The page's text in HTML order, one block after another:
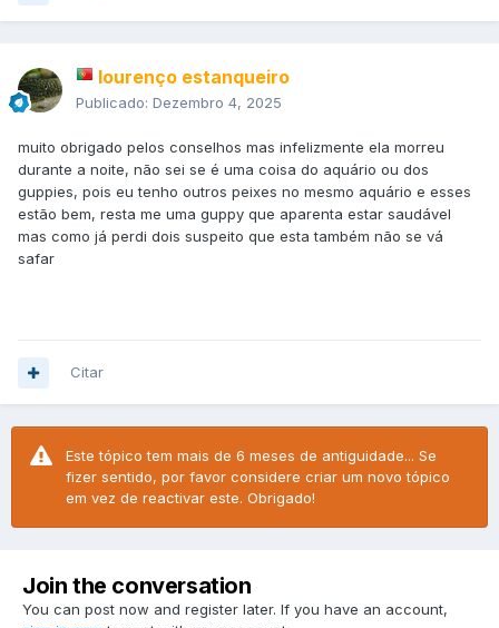
lourenço estanqueiro
Publicado: Dezembro 4, 2025
muito obrigado pelos conselhos mas infelizmente ela morreu
durante a noite, não sei se é uma coisa do aquário ou dos
guppies, pois eu tenho outros peixes no mesmo aquário e esses
estão bem, resta me uma guppy que aparenta estar saudável
mas como já perdi dois suspeito que esta também não se vá
safar
Citar
Este tópico tem mais de 6 meses de antiguidade... Se
fizer sentido, por favor considere criar um novo tópico
em vez de reactivar este. Obrigado!
Join the conversation
You can post now and register later. If you have an account,